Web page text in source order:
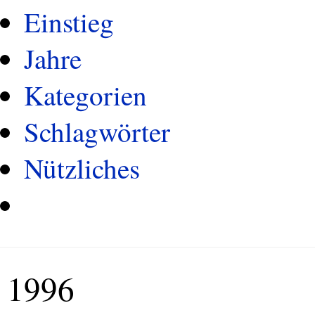
Einstieg
Jahre
Kategorien
Schlagwörter
Nützliches
1996